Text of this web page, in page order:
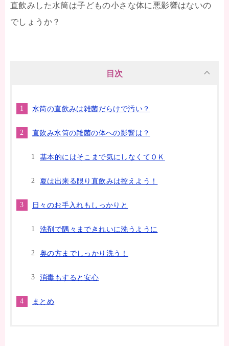
直飲みした水筒は子どもの小さな体に悪影響はないの
でしょうか？
目次
水筒の直飲みは雑菌だらけで汚い？
直飲み水筒の雑菌の体への影響は？
基本的にはそこまで気にしなくてＯＫ
夏は出来る限り直飲みは控えよう！
日々のお手入れもしっかりと
洗剤で隅々まできれいに洗うように
奥の方までしっかり洗う！
消毒もすると安心
まとめ